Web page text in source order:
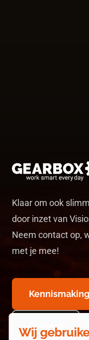
Klaar om ook
door inzet van
Neem contact op,
met je mee!
Contact